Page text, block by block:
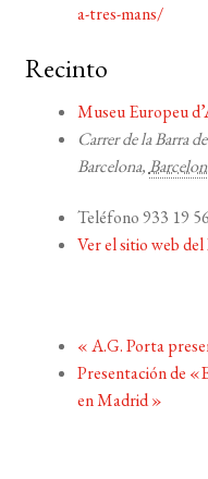
a-tres-mans/
Recinto
Museu Europeu
Carrer de la Barra
Barcelona,
Teléfono 933 19
Ver el sitio web
«A.G. Porta
Presentación de
en Madrid»